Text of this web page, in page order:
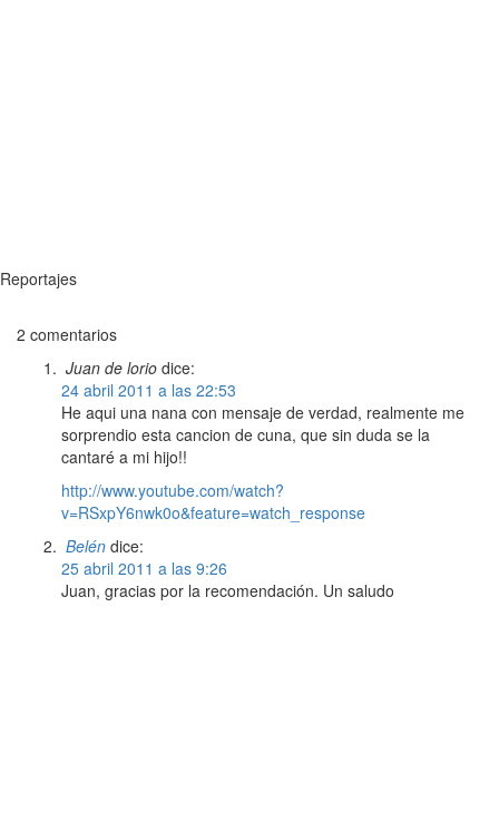
Reportajes
2 comentarios
Juan de lorio dice:
24 abril 2011 a las 22:53
He aqui una nana con mensaje de verdad, realmente me
sorprendio esta cancion de cuna, que sin duda se la
cantaré a mi hijo!!
http://www.youtube.com/watch?
v=RSxpY6nwk0o&feature=watch_response
Belén dice:
25 abril 2011 a las 9:26
Juan, gracias por la recomendación. Un saludo